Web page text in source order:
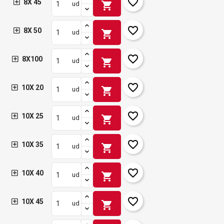
8X 45 ud shopping_cart
8X 50 ud shopping_cart favorite_border
8X100 ud shopping_cart favorite_border
10X 20 ud shopping_cart favorite_border
10X 25 ud shopping_cart favorite_border
10X 35 ud shopping_cart favorite_border
10X 40 ud shopping_cart favorite_border
10X 45 ud shopping_cart favorite_border